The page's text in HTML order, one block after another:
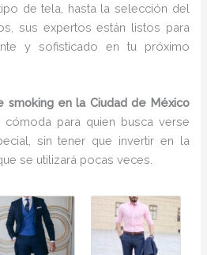
de tela, hasta la selección del
sus expertos están listos para
y sofisticado en tu próximo
smoking en la Ciudad de México
para quien busca verse
sin tener que invertir en la
se utilizará pocas veces.